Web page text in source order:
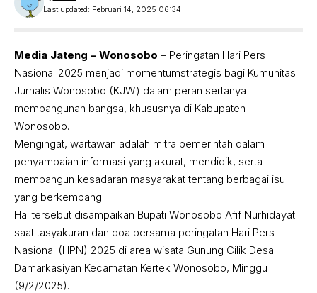
Last updated: Februari 14, 2025 06:34
Media Jateng – Wonosobo – Peringatan Hari Pers
Nasional 2025 menjadi momentumstrategis bagi Kumunitas
Jurnalis Wonosobo (KJW) dalam peran sertanya
membangunan bangsa, khususnya di Kabupaten
Wonosobo.
Mengingat, wartawan adalah mitra pemerintah dalam
penyampaian informasi yang akurat, mendidik, serta
membangun kesadaran masyarakat tentang berbagai isu
yang berkembang.
Hal tersebut disampaikan Bupati Wonosobo Afif Nurhidayat
saat tasyakuran dan doa bersama peringatan Hari Pers
Nasional (HPN) 2025 di area wisata Gunung Cilik Desa
Damarkasiyan Kecamatan Kertek Wonosobo, Minggu
(9/2/2025).